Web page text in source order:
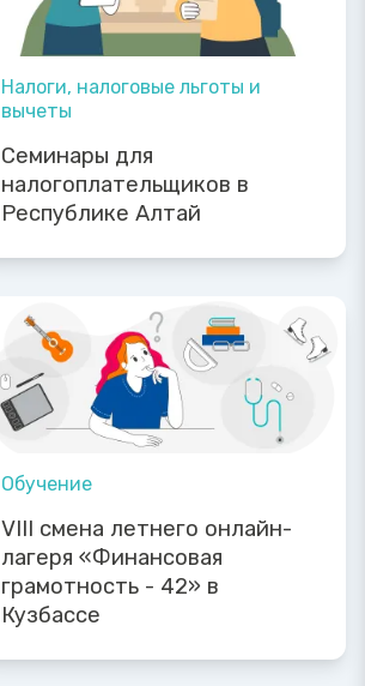
Налоги, налоговые льготы и
вычеты
Семинары для
налогоплательщиков в
Республике Алтай
Обучение
VIII смена летнего онлайн-
лагеря «Финансовая
грамотность - 42» в
Кузбассе